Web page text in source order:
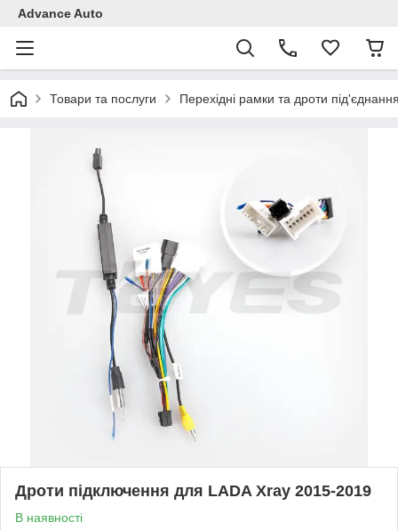
Advance Auto
Товари та послуги Перехідні рамки та дроти
Дроти підключення для LADA Xray 2015-2019
В наявності